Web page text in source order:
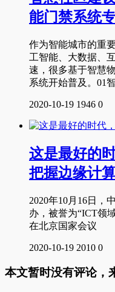
能门禁系统
作为智能城市的重
工智能、大数据、
速，很多基于智慧
系统开始普及。01
2020-10-19 1946 0
这是最好的
把握边缘计
2020年10月16日
办，被誉为“ICT领
在北京国家会议
2020-10-19 2010 0
本文暂时没有评论